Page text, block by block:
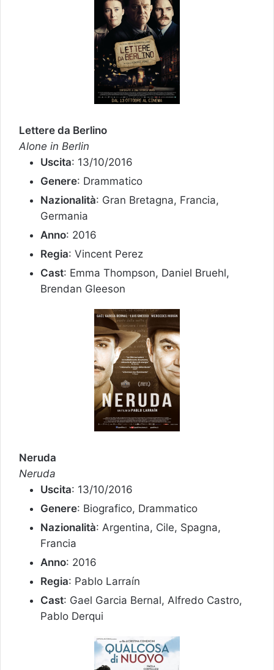
Lettere da Berlino
Alone in Berlin
Uscita: 13/10/2016
Genere: Drammatico
Nazionalità: Gran Bretagna, Francia,
Germania
Anno: 2016
Regia: Vincent Perez
Cast: Emma Thompson, Daniel Bruehl,
Brendan Gleeson
Neruda
Neruda
Uscita: 13/10/2016
Genere: Biografico, Drammatico
Nazionalità: Argentina, Cile, Spagna,
Francia
Anno: 2016
Regia: Pablo Larraín
Cast: Gael Garcia Bernal, Alfredo Castro,
Pablo Derqui